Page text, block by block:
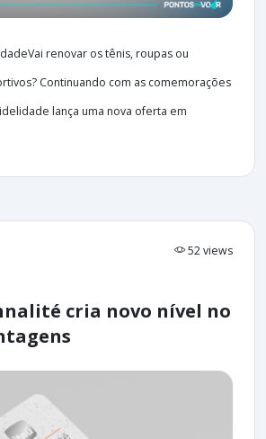
renovar os tênis, roupas ou
Continuando com as comemorações
lança uma nova oferta em
52 views
cria novo nível no